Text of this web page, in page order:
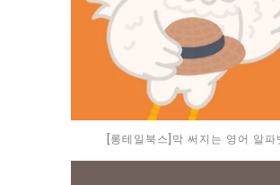
[롱테일북스]막 써지는 영어 알파